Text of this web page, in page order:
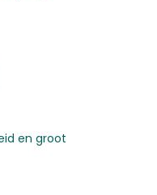
en groot